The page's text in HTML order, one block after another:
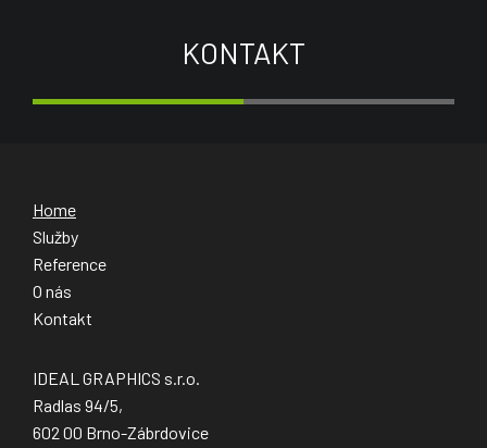
KONTAKT
Home
Služby
Reference
O nás
Kontakt
IDEAL GRAPHICS s.r.o.
Radlas 94/5,
602 00 Brno-Zábrdovice